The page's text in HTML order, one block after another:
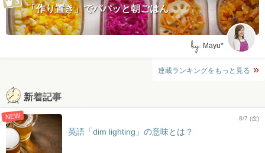
「作り置き」でパパッと朝ごはん
by: Mayu*
連載ランキングをもっと見る
新着記事
NEW 8/7 (金)
英語「dim lighting」の意味とは？